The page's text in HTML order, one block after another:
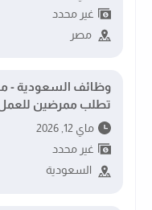
غير محدد
مصر
وظائف السعودية -
تطلب ممرضين
ماي 12, 2026
غير محدد
السعودية